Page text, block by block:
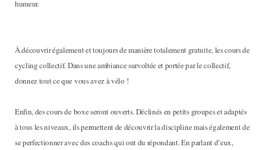
humeur.
À découvrir également et toujours de manière totalement gratuite, les cours de
cycling collectif. Dans une ambiance survoltée et portée par le collectif,
donnez tout ce que vous avez à vélo !
Enfin, des cours de boxe seront ouverts. Déclinés en petits groupes et adaptés
à tous les niveaux, ils permettent de découvrir la discipline mais également de
se perfectionner avec des coachs qui ont du répondant. En parlant d’eux,